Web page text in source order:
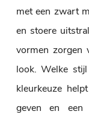
met een zwart
en stoere
vormen zorgen
look. Welke
kleurkeuze
geven en